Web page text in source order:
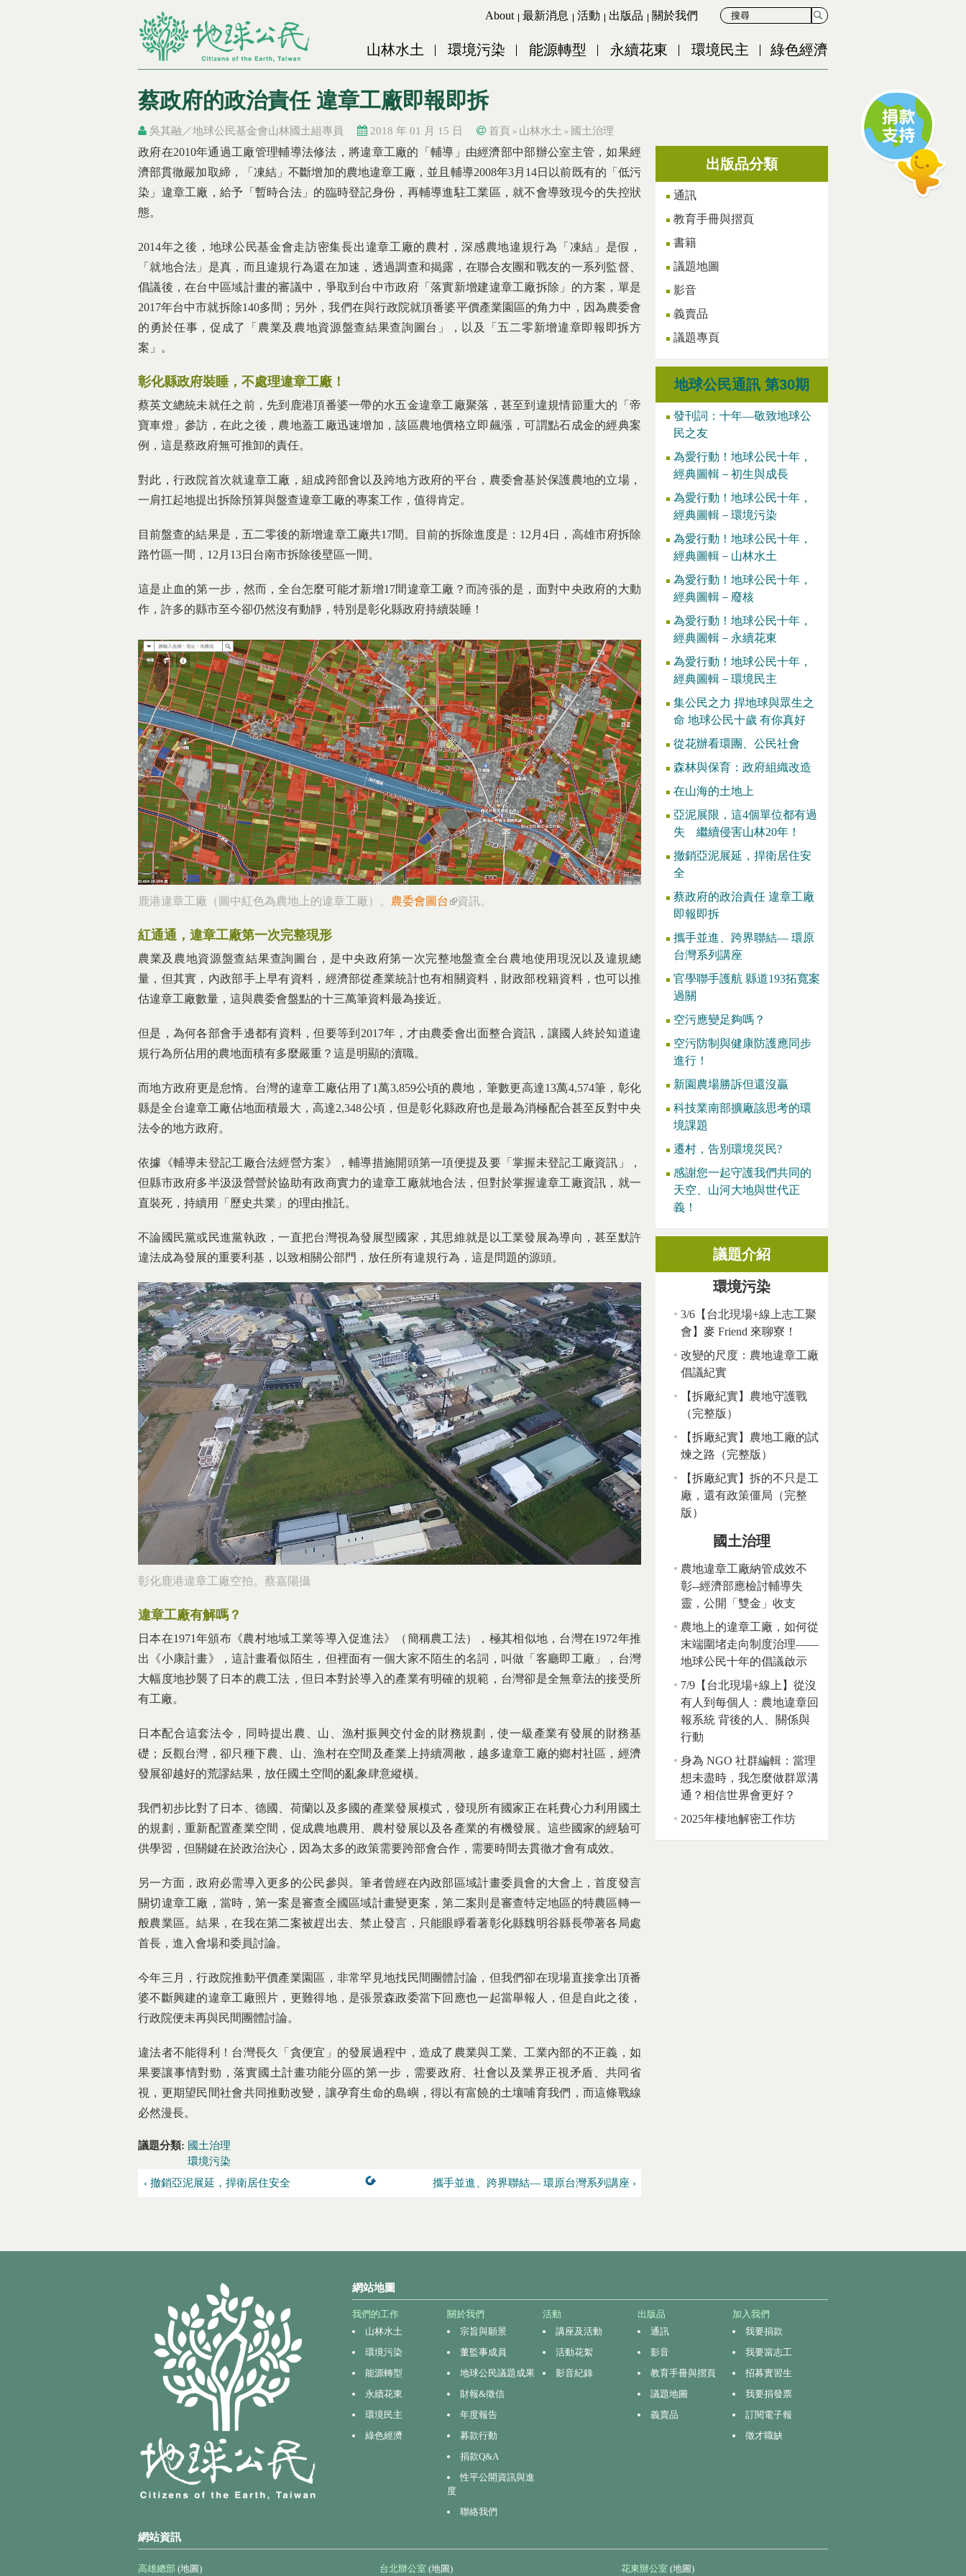
Jump to Navigation
Jump to Main content
About 最新消息 活動 出版品 關於我們
山林水土 環境污染 能源轉型 永續花東 環境民主 綠色經濟
蔡政府的政治責任 違章工廠即報即拆
吳其融／地球公民基金會山林國土組專員 2018 年 01 月 15 日
您在這裡
首頁 » 山林水土 » 國土治理
您在這裡
政府在2010年通過工廠管理輔導法修法，將違章工廠的「輔導」由經濟部中部辦公室主管，如果經
濟部貫徹嚴加取締，「凍結」不斷增加的農地違章工廠，並且輔導2008年3月14日以前既有的「低污
染」違章工廠，給予「暫時合法」的臨時登記身份，再輔導進駐工業區，就不會導致現今的失控狀
態。
2014年之後，地球公民基金會走訪密集長出違章工廠的農村，深感農地違規行為「凍結」是假，
「就地合法」是真，而且違規行為還在加速，透過調查和揭露，在聯合友團和戰友的一系列監督、
倡議後，在台中區域計畫的審議中，爭取到台中市政府「落實新增建違章工廠拆除」的方案，單是
2017年台中市就拆除140多間；另外，我們在與行政院就頂番婆平價產業園區的角力中，因為農委會
的勇於任事，促成了「農業及農地資源盤查結果查詢圖台」，以及「五二零新增違章即報即拆方
案」。
彰化縣政府裝睡，不處理違章工廠！
蔡英文總統未就任之前，先到鹿港頂番婆一帶的水五金違章工廠聚落，甚至到違規情節重大的「帝
寶車燈」參訪，在此之後，農地蓋工廠迅速增加，該區農地價格立即飆漲，可謂點石成金的經典案
例，這是蔡政府無可推卸的責任。
對此，行政院首次就違章工廠，組成跨部會以及跨地方政府的平台，農委會基於保護農地的立場，
一肩扛起地提出拆除預算與盤查違章工廠的專案工作，值得肯定。
目前盤查的結果是，五二零後的新增違章工廠共17間。目前的拆除進度是：12月4日，高雄市府拆除
路竹區一間，12月13日台南市拆除後壁區一間。
這是止血的第一步，然而，全台怎麼可能才新增17間違章工廠？而誇張的是，面對中央政府的大動
作，許多的縣市至今卻仍然沒有動靜，特別是彰化縣政府持續裝睡！
鹿港違章工廠（圖中紅色為農地上的違章工廠）。 農委會圖台 (link is external)
資訊。
紅通通，違章工廠第一次完整現形
農業及農地資源盤查結果查詢圖台，是中央政府第一次完整地盤查全台農地使用現況以及違規總
量，但其實，內政部手上早有資料，經濟部從產業統計也有相關資料，財政部稅籍資料，也可以推
估違章工廠數量，這與農委會盤點的十三萬筆資料最為接近。
但是，為何各部會手邊都有資料，但要等到2017年，才由農委會出面整合資訊，讓國人終於知道違
規行為所佔用的農地面積有多麼嚴重？這是明顯的瀆職。
而地方政府更是怠惰。台灣的違章工廠佔用了1萬3,859公頃的農地，筆數更高達13萬4,574筆，彰化
縣是全台違章工廠佔地面積最大，高達2,348公頃，但是彰化縣政府也是最為消極配合甚至反對中央
法令的地方政府。
依據《輔導未登記工廠合法經營方案》，輔導措施開頭第一項便提及要「掌握未登記工廠資訊」，
但縣市政府多半汲汲營營於協助有政商實力的違章工廠就地合法，但對於掌握違章工廠資訊，就一
直裝死，持續用「歷史共業」的理由推託。
不論國民黨或民進黨執政，一直把台灣視為發展型國家，其思維就是以工業發展為導向，甚至默許
違法成為發展的重要利基，以致相關公部門，放任所有違規行為，這是問題的源頭。
彰化鹿港違章工廠空拍。蔡嘉陽攝
違章工廠有解嗎？
日本在1971年頒布《農村地域工業等導入促進法》（簡稱農工法），極其相似地，台灣在1972年推
出《小康計畫》，這計畫看似陌生，但裡面有一個大家不陌生的名詞，叫做「客廳即工廠」，台灣
大幅度地抄襲了日本的農工法，但日本對於導入的產業有明確的規範，台灣卻是全無章法的接受所
有工廠。
日本配合這套法令，同時提出農、山、漁村振興交付金的財務規劃，使一級產業有發展的財務基
礎；反觀台灣，卻只種下農、山、漁村在空間及產業上持續凋敝，越多違章工廠的鄉村社區，經濟
發展卻越好的荒謬結果，放任國土空間的亂象肆意縱橫。
我們初步比對了日本、德國、荷蘭以及多國的產業發展模式，發現所有國家正在耗費心力利用國土
的規劃，重新配置產業空間，促成農地農用、農村發展以及各產業的有機發展。這些國家的經驗可
供學習，但關鍵在於政治決心，因為太多的政策需要跨部會合作，需要時間去貫徹才會有成效。
另一方面，政府必需導入更多的公民參與。筆者曾經在內政部區域計畫委員會的大會上，首度發言
關切違章工廠，當時，第一案是審查全國區域計畫變更案，第二案則是審查特定地區的特農區轉一
般農業區。結果，在我在第二案被趕出去、禁止發言，只能眼睜看著彰化縣魏明谷縣長帶著各局處
首長，進入會場和委員討論。
今年三月，行政院推動平價產業園區，非常罕見地找民間團體討論，但我們卻在現場直接拿出頂番
婆不斷興建的違章工廠照片，更難得地，是張景森政委當下回應也一起當舉報人，但是自此之後，
行政院便未再與民間團體討論。
違法者不能得利！台灣長久「貪便宜」的發展過程中，造成了農業與工業、工業內部的不正義，如
果要讓事情對勁，落實國土計畫功能分區的第一步，需要政府、社會以及業界正視矛盾、共同省
視，更期望民間社會共同推動改變，讓孕育生命的島嶼，得以有富饒的土壤哺育我們，而這條戰線
必然漫長。
議題分類: 國土治理
環境污染
‹ 撤銷亞泥展延，捍衛居住安全
攜手並進、跨界聯結— 環原台灣系列講座 ›
出版品分類
通訊
教育手冊與摺頁
書籍
議題地圖
影音
義賣品
議題專頁
地球公民通訊 第30期
發刊詞：十年—敬致地球公
民之友
為愛行動！地球公民十年，
經典圖輯－初生與成長
為愛行動！地球公民十年，
經典圖輯－環境污染
為愛行動！地球公民十年，
經典圖輯－山林水土
為愛行動！地球公民十年，
經典圖輯－廢核
為愛行動！地球公民十年，
經典圖輯－永續花東
為愛行動！地球公民十年，
經典圖輯－環境民主
集公民之力 捍地球與眾生之
命 地球公民十歲 有你真好
從花辦看環團、公民社會
森林與保育：政府組織改造
在山海的土地上
亞泥展限，這4個單位都有過
失 繼續侵害山林20年！
撤銷亞泥展延，捍衛居住安
全
蔡政府的政治責任 違章工廠
即報即拆
攜手並進、跨界聯結— 環原
台灣系列講座
官學聯手護航 縣道193拓寬案
過關
空污應變足夠嗎？
空污防制與健康防護應同步
進行！
新園農場勝訴但還沒贏
科技業南部擴廠該思考的環
境課題
遷村，告別環境災民?
感謝您一起守護我們共同的
天空、山河大地與世代正
義！
議題介紹
環境污染
3/6【台北現場+線上志工聚
會】麥 Friend 來聊寮！
改變的尺度：農地違章工廠
倡議紀實
【拆廠紀實】農地守護戰
（完整版）
【拆廠紀實】農地工廠的試
煉之路（完整版）
【拆廠紀實】拆的不只是工
廠，還有政策僵局（完整
版）
國土治理
農地違章工廠納管成效不
彰--經濟部應檢討輔導失
靈，公開「雙金」收支
農地上的違章工廠，如何從
末端圍堵走向制度治理——
地球公民十年的倡議啟示
7/9【台北現場+線上】從沒
有人到每個人：農地違章回
報系統 背後的人、關係與
行動
身為 NGO 社群編輯：當理
想未盡時，我怎麼做群眾溝
通？相信世界會更好？
2025年棲地解密工作坊
網站地圖
我們的工作
山林水土
環境污染
能源轉型
永續花東
環境民主
綠色經濟
關於我們
宗旨與願景
董監事成員
地球公民議題成果
財報&徵信
年度報告
募款行動
捐款Q&A
性平公開資訊與進
度
聯絡我們
活動
講座及活動
活動花絮
影音紀錄
出版品
通訊
影音
教育手冊與摺頁
議題地圖
義賣品
加入我們
我要捐款
我要當志工
招募實習生
我要捐發票
訂閱電子報
徵才職缺
網站資訊
高雄總部 (地圖) 台北辦公室 (地圖) 花東辦公室 (地圖)